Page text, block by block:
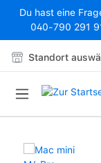
Zum Hauptinhalt
Du hast eine
040-790 291
Standort